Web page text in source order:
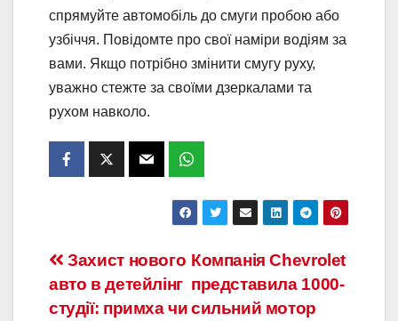
спрямуйте автомобіль до смуги пробою або
узбіччя. Повідомте про свої наміри водіям за
вами. Якщо потрібно змінити смугу руху,
уважно стежте за своїми дзеркалами та
рухом навколо.
Навігація
записів
Компанія Chevrolet
представила 1000-
сильний мотор
Захист нового
авто в детейлінг
студії: примха чи